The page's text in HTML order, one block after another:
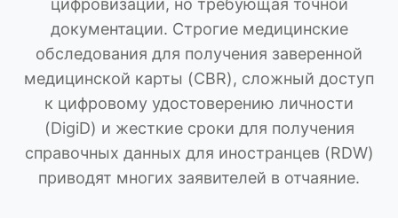
цифровизации, но требующая точной
документации. Строгие медицинские
обследования для получения заверенной
медицинской карты (CBR), сложный доступ
к цифровому удостоверению личности
(DigiD) и жесткие сроки для получения
справочных данных для иностранцев (RDW)
приводят многих заявителей в отчаяние.